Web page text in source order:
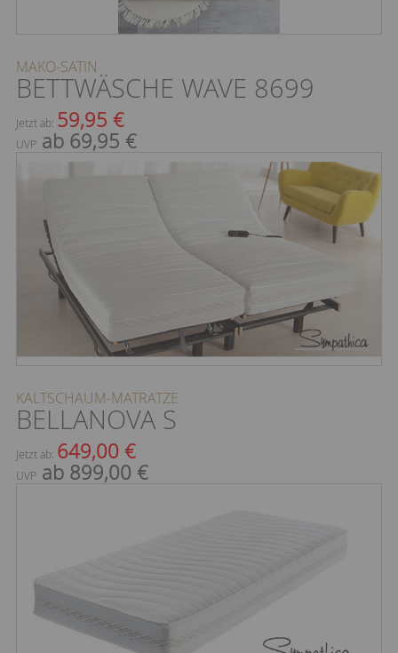
MAKO-SATIN
BETTWÄSCHE WAVE 8699
Jetzt ab: 59,95 €
UVP ab 69,95 €
KALTSCHAUM-MATRATZE
BELLANOVA S
Jetzt ab: 649,00 €
UVP ab 899,00 €